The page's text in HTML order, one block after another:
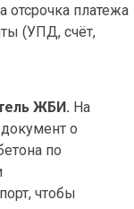
отсрочка платежа
(УПД, счёт,
ЖБИ. На
о
по
чтобы